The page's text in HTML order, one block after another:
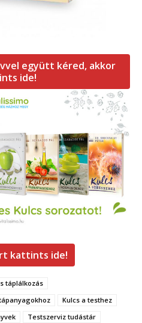
együtt kéred, akkor
ide!
kattints ide!
táplálkozás
Kulcs a testhez
Testszerviz tudástár